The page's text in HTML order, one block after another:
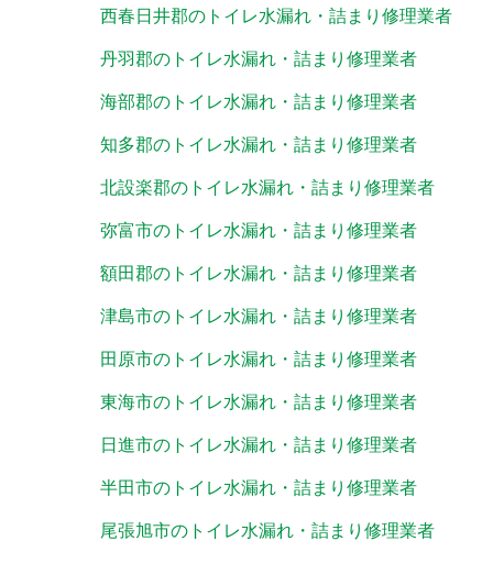
西春日井郡のトイレ水漏れ・詰まり修理業者
丹羽郡のトイレ水漏れ・詰まり修理業者
海部郡のトイレ水漏れ・詰まり修理業者
知多郡のトイレ水漏れ・詰まり修理業者
北設楽郡のトイレ水漏れ・詰まり修理業者
弥富市のトイレ水漏れ・詰まり修理業者
額田郡のトイレ水漏れ・詰まり修理業者
津島市のトイレ水漏れ・詰まり修理業者
田原市のトイレ水漏れ・詰まり修理業者
東海市のトイレ水漏れ・詰まり修理業者
日進市のトイレ水漏れ・詰まり修理業者
半田市のトイレ水漏れ・詰まり修理業者
尾張旭市のトイレ水漏れ・詰まり修理業者